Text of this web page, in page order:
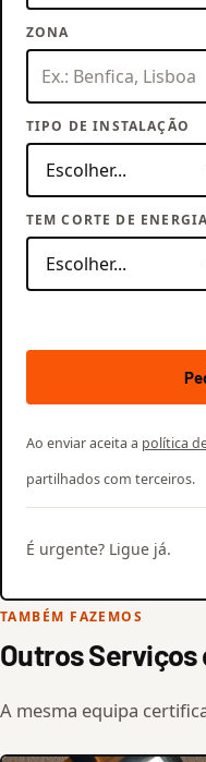
ZONA
TIPO DE INSTALAÇÃO
TEM CORTE DE
Ao enviar aceita a política
partilhados com terceiros.
É urgente? Ligue já.
TAMBÉM FAZEMOS
Outros
A mesma equipa